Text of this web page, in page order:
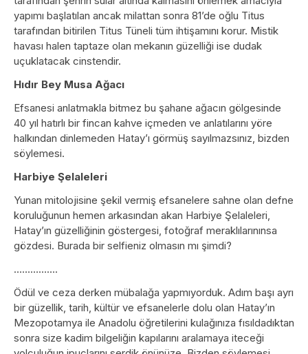
yapımı başlatılan ancak milattan sonra 81’de oğlu Titus
tarafından bitirilen Titus Tüneli tüm ihtişamını korur. Mistik
havası halen taptaze olan mekanın güzelliği ise dudak
uçuklatacak cinstendir.
Hıdır Bey Musa Ağacı
Efsanesi anlatmakla bitmez bu şahane ağacın gölgesinde
40 yıl hatırlı bir fincan kahve içmeden ve anlatılarını yöre
halkından dinlemeden Hatay’ı görmüş sayılmazsınız, bizden
söylemesi.
Harbiye Şelaleleri
Yunan mitolojisine şekil vermiş efsanelere sahne olan defne
koruluğunun hemen arkasından akan Harbiye Şelaleleri,
Hatay’ın güzelliğinin göstergesi, fotoğraf meraklılarınınsa
gözdesi. Burada bir selfieniz olmasın mı şimdi?
…………….
Ödül ve ceza derken mübalağa yapmıyorduk. Adım başı ayrı
bir güzellik, tarih, kültür ve efsanelerle dolu olan Hatay’ın
Mezopotamya ile Anadolu öğretilerini kulağınıza fısıldadıktan
sonra size kadim bilgeliğin kapılarını aralamaya iteceği